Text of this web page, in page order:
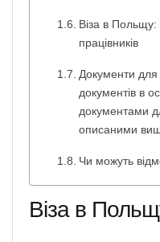
Віза в Польщу:
працівників
Документи для
документів в
документами
описаними
Чи можуть
Віза в